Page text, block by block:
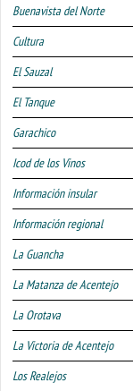
Buenavista del Norte
Cultura
El Sauzal
El Tanque
Garachico
Icod de los Vinos
Información insular
Información regional
La Guancha
La Matanza de Acentejo
La Orotava
La Victoria de Acentejo
Los Realejos